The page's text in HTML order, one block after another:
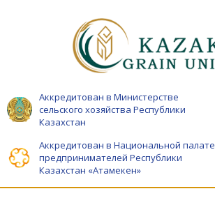
Аккредитован в Министерстве
сельского хозяйства Республики
Казахстан
Аккредитован в Национальной палате
предпринимателей Республики
Казахстан «Атамекен»